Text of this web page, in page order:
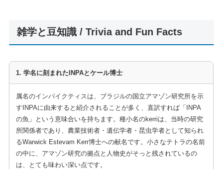
雑学と豆知識 / Trivia and Fun Facts
1. 学名に刻まれたINPAとケール博士
属名のインパイクティスは、ブラジルの国立アマゾン研究所を示
すINPAに由来すると紹介されることが多く、直訳すれば「INPA
の魚」という意味合いを持ちます。種小名のkerriは、当時の研究
所関係者であり、農業技術者・遺伝学者・昆虫学者として知られ
るWarwick Estevam Kerr博士への献名です。小さなテトラの名前
の中に、アマゾン研究の拠点と人物史がそっと残されているの
は、とても味わい深い点です。